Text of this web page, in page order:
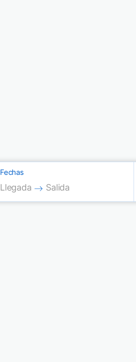
Fechas
Press the down arrow key to
Llegada
Press the down
Salida